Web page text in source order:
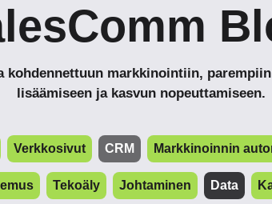
markkinointiin,
lisäämiseen ja kasvun nopeuttamiseen.
Verkkosivut CRM Markkinoinnin
Tekoäly Johtaminen Data